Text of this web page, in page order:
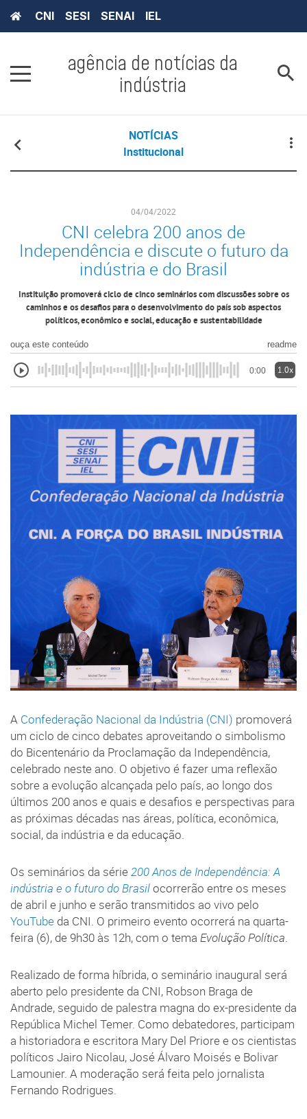
CNI SESI SENAI IEL
agência de notícias da
indústria
NOTÍCIAS
Institucional
04/04/2022
CNI celebra 200 anos de
Independência e discute o futuro da
indústria e do Brasil
Instituição promoverá ciclo de cinco seminários com discussões sobre os
caminhos e os desafios para o desenvolvimento do país sob aspectos
políticos, econômico e social, educação e sustentabilidade
ouça este conteúdo readme
0:00 1.0x
A Confederação Nacional da Indústria (CNI) promoverá
um ciclo de cinco debates aproveitando o simbolismo
do Bicentenário da Proclamação da Independência,
celebrado neste ano. O objetivo é fazer uma reflexão
sobre a evolução alcançada pelo país, ao longo dos
últimos 200 anos e quais e desafios e perspectivas para
as próximas décadas nas áreas, política, econômica,
social, da indústria e da educação.
Os seminários da série200 Anos de Independência: A
indústria e o futuro do Brasilocorrerão entre os meses
de abril e junho e serão transmitidos ao vivo pelo
YouTube da CNI. O primeiro evento ocorrerá na quarta-
feira (6), de 9h30 às 12h, com o tema Evolução Política.
Realizado de forma híbrida, o seminário inaugural será
aberto pelo presidente da CNI, Robson Braga de
Andrade, seguido de palestra magna do ex-presidente da
República Michel Temer. Como debatedores, participam
a historiadora e escritora Mary Del Priore e os cientistas
políticos Jairo Nicolau, José Álvaro Moisés e Bolivar
Lamounier. A moderação será feita pelo jornalista
Fernando Rodrigues.